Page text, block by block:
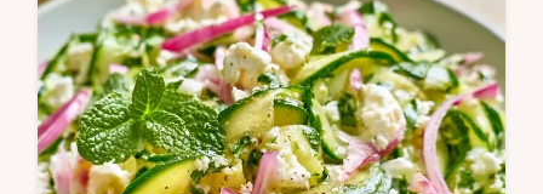
apporte. Idéal pour l'été.